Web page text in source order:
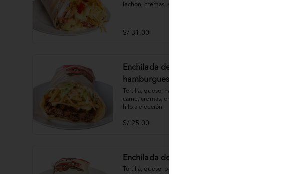
lechón, cremas, ensaladas, papas al
S/ 31.00
Enchilada de
hamburguesa
Tortilla, queso, hamburguesa de
carne, cremas, ensaladas, papas al
hilo a elección.
S/ 25.00
Enchilada de pollo
Tortilla, queso, pollo deshilachado,